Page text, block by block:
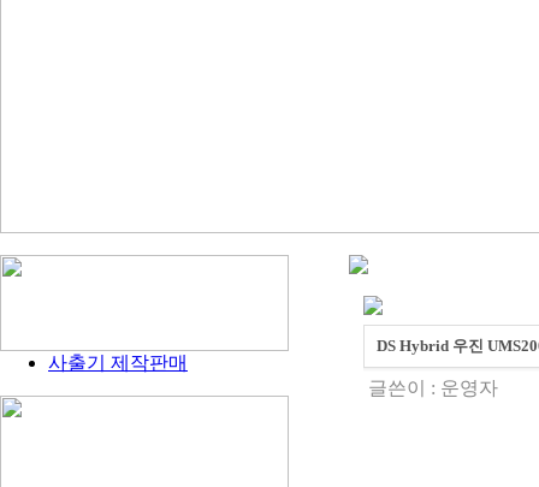
사출기 제작판매
DS Hybrid 우진
글쓴이 : 운영자